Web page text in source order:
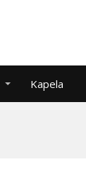
Kapela